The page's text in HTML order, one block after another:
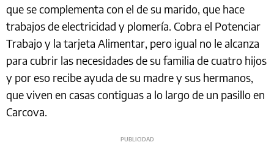
que se complementa con el de su marido, que hace
trabajos de electricidad y plomería. Cobra el Potenciar
Trabajo y la tarjeta Alimentar, pero igual no le alcanza
para cubrir las necesidades de su familia de cuatro hijos
y por eso recibe ayuda de su madre y sus hermanos,
que viven en casas contiguas a lo largo de un pasillo en
Carcova.